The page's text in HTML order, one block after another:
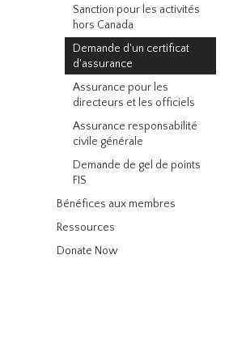
Sanction pour les activités
hors Canada
Demande d'un certificat
d'assurance
Assurance pour les
directeurs et les officiels
Assurance responsabilité
civile générale
Demande de gel de points
FIS
Bénéfices aux membres
Ressources
Donate Now